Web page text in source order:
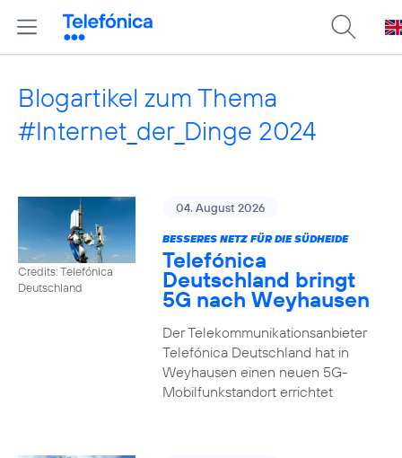
Blogartikel zum Thema
#Internet_der_Dinge 2024
Credits: Telefónica
Deutschland
04. August 2026
BESSERES NETZ FÜR DIE SÜDHEIDE
Telefónica
Deutschland bringt
5G nach Weyhausen
Der Telekommunikationsanbieter
Telefónica Deutschland hat in
Weyhausen einen neuen 5G-
Mobilfunkstandort errichtet